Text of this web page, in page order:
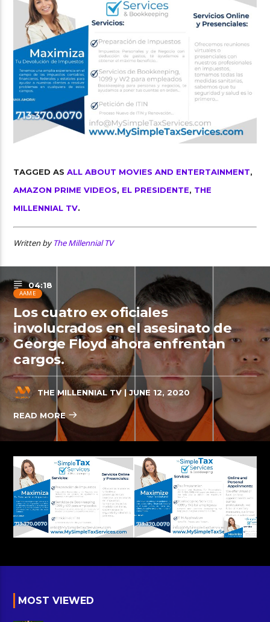
TAGGED ASALL ABOUT MOVIES AND ENTERTAINMENT,
AMAZON PRIME VIDEOS, EL PRESIDENTE, THE
MILLENNIAL TV.
Written byThe Millennial TV
04:18
AAME
Los cuatro ex oficiales
involucrados en el asesinato de
George Floyd ahora enfrentan
cargos.
THE MILLENNIAL TV | JUNE 12, 2020
READ MORE
MOST VIEWED